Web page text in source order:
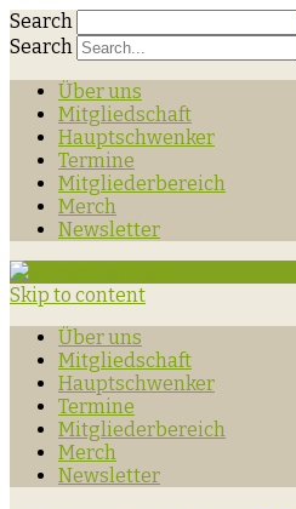
Search
Search
Über uns
Mitgliedschaft
Hauptschwenker
Termine
Mitgliederbereich
Merch
Newsletter
Skip to content
Über uns
Mitgliedschaft
Hauptschwenker
Termine
Mitgliederbereich
Merch
Newsletter